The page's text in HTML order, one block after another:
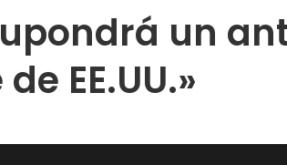
un
EE.UU.»